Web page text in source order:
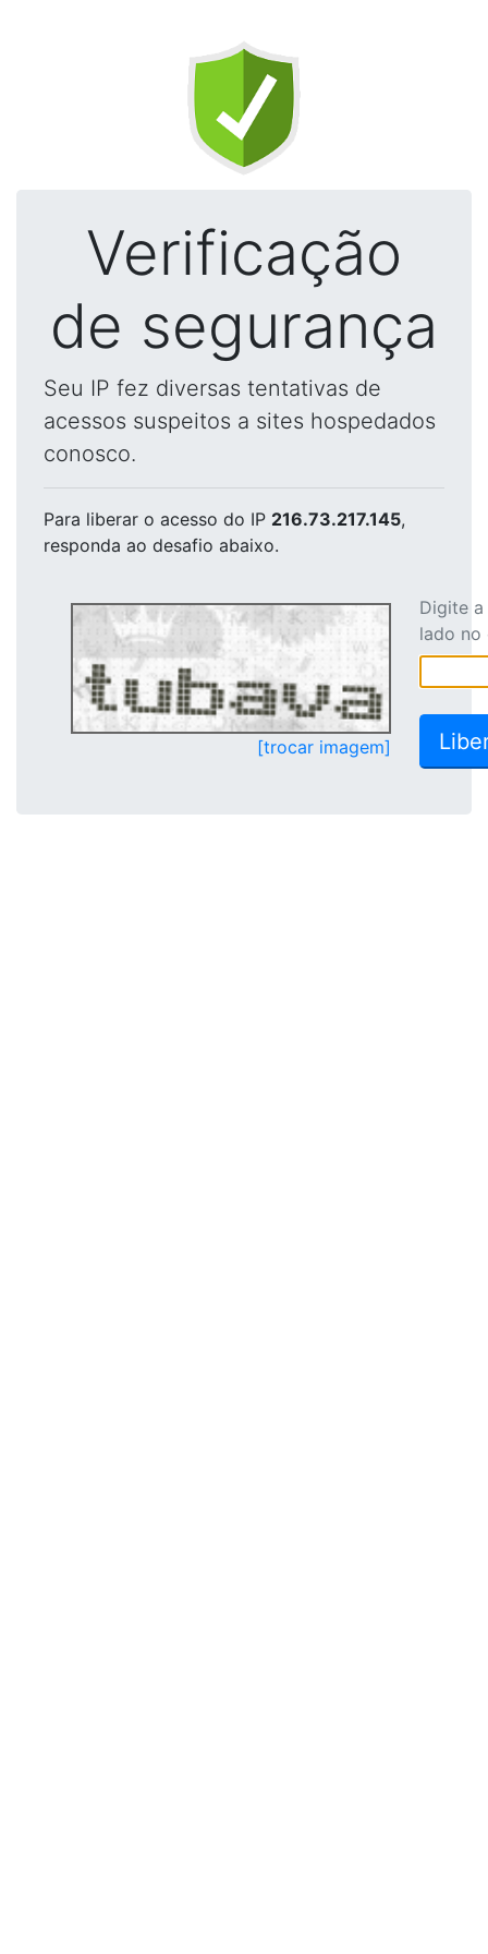
Verificação
de segurança
Seu IP fez diversas tentativas de
acessos suspeitos a sites hospedados
conosco.
Para liberar o acesso do IP 216.73.217.145,
responda ao desafio abaixo.
[trocar imagem]
Digite
lado no